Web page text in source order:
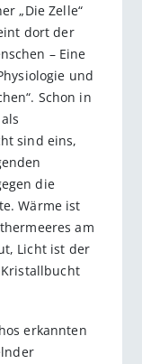
„Die Zelle“
dort der
– Eine
und
Schon in
sind eins,
die
Wärme ist
am
Licht ist der
erkannten